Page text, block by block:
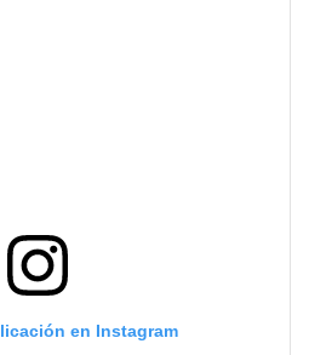
en Instagram